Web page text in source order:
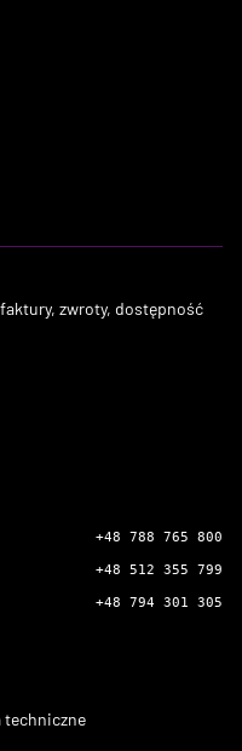
zwroty, dostępność
+48 788 765 800
+48 512 355 799
+48 794 301 305
techniczne